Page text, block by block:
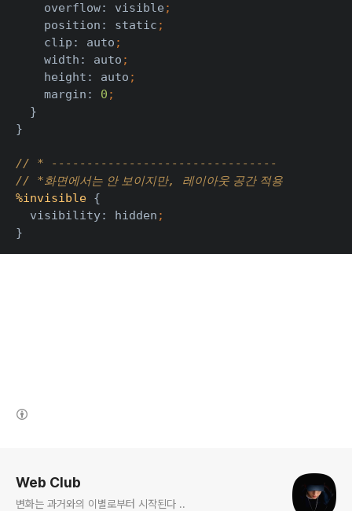
    overflow: visible
;
position: static ;
clip: auto ;
width: auto ;
height: auto ;
margin: 0 ;
}
}
// * --------------------------------
// *화면에서는 안 보이지만, 레이아웃 공간 적용
%invisible {
  visibility: hidden
;
}
Web Club
변화는 과거와의 이별로부터 시작된다 ..